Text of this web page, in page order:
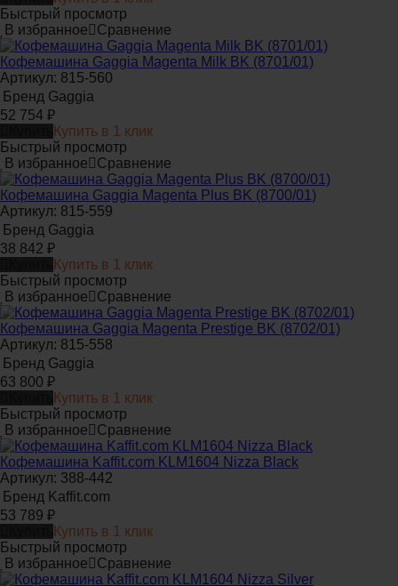
Быстрый просмотр
В избранное
Сравнение
Кофемашина Gaggia Magenta Milk BK (8701/01)
Артикул: 815-560
Бренд Gaggia
52 754 ₽
Купить в 1 клик
Быстрый просмотр
В избранное
Сравнение
Кофемашина Gaggia Magenta Plus BK (8700/01)
Артикул: 815-559
Бренд Gaggia
38 842 ₽
Купить в 1 клик
Быстрый просмотр
В избранное
Сравнение
Кофемашина Gaggia Magenta Prestige BK (8702/01)
Артикул: 815-558
Бренд Gaggia
63 800 ₽
Купить в 1 клик
Быстрый просмотр
В избранное
Сравнение
Кофемашина Kaffit.com KLM1604 Nizza Black
Артикул: 388-442
Бренд Kaffit.com
53 789 ₽
Купить в 1 клик
Быстрый просмотр
В избранное
Сравнение